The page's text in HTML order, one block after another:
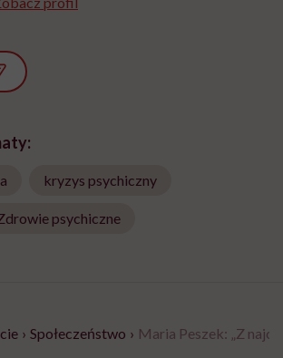
kryzys psychiczny
psychiczne
› Społeczeństwo › Maria Peszek: „Z